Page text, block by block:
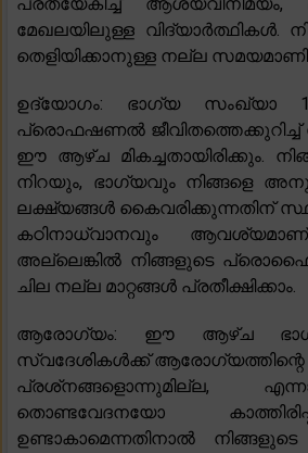
മേഖലയിലുള്ള വിദ്യാർത്ഥികൾ.
തെളിയിക്കാനുള്ള നല്ല
ഉദ്യോഗം: ഭാഗ്യ സംഖ്യാ
പ്രൊഫഷണൽ ജീവിതത്തെക്കുറിച്ച്
ഈ ആഴ്ച മികച്ചതായിരിക്കും.
നിറയും, ഭാഗ്യവും നിങ്ങളെ
ലക്ഷ്യങ്ങൾ കൈവരിക്കുന്നതിന്
കഠിനാധ്വാനവും
അല്ലെങ്കിൽ നിങ്ങളുടെ
ചില നല്ല മാറ്റങ്ങൾ പ്രതീക്ഷിക്കാം.
ആരോഗ്യം: ഈ ആഴ്ച
സ്വദേശികൾക്ക് ആരോഗ്യത്തിന്റെ
പ്രശ്‌നങ്ങളൊന്നുമില്ല,
തൊണ്ടവേദനയോ
ഉണ്ടാകാമെന്നതിനാൽ